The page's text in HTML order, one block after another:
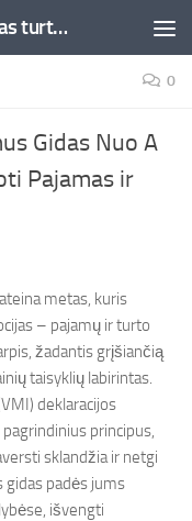
Akcijos, Investavimas, nekilnojamas turtas, kriptovaliutos - Besociai.lt
0
Gidas Nuo A
Pajamas ir
metas, kuris
– pajamų ir turto
žadantis grįšiančią
taisyklių labirintas.
deklaracijos
principus,
sklandžia ir netgi
gidas padės jums
išvengti